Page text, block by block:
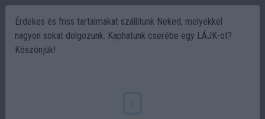
Érdekes és friss tartalmakat szállítunk Neked, melyekkel
nagyon sokat dolgozunk. Kaphatunk cserébe egy LÁJK-ot?
Köszönjük!